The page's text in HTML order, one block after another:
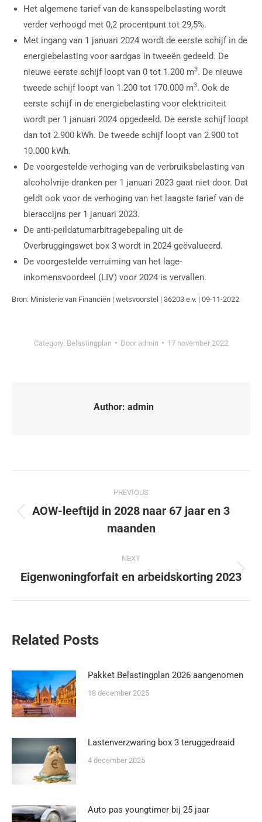
Het algemene tarief van de kansspelbelasting wordt
verder verhoogd met 0,2 procentpunt tot 29,5%.
Met ingang van 1 januari 2024 wordt de eerste schijf in de
energiebelasting voor aardgas in tweeën gedeeld. De
nieuwe eerste schijf loopt van 0 tot 1.200 m3. De nieuwe
tweede schijf loopt van 1.200 tot 170.000 m3. Ook de
eerste schijf in de energiebelasting voor elektriciteit
wordt per 1 januari 2024 opgedeeld. De eerste schijf loopt
dan tot 2.900 kWh. De tweede schijf loopt van 2.900 tot
10.000 kWh.
De voorgestelde verhoging van de verbruiksbelasting van
alcoholvrije dranken per 1 januari 2023 gaat niet door. Dat
geldt ook voor de verhoging van het laagste tarief van de
bieraccijns per 1 januari 2023.
De anti-peildatumarbitragebepaling uit de
Overbruggingswet box 3 wordt in 2024 geëvalueerd.
De voorgestelde verruiming van het lage-
inkomensvoordeel (LIV) voor 2024 is vervallen.
Bron: Ministerie van Financiën | wetsvoorstel | 36203 e.v. | 09-11-2022
Category: Belastingplan Door admin 17 november 2022
Author: admin
PREVIOUS
AOW-leeftijd in 2028 naar 67 jaar en 3
maanden
NEXT
Eigenwoningforfait en arbeidskorting 2023
Related Posts
Pakket Belastingplan 2026 aangenomen
18 december 2025
Lastenverzwaring box 3 teruggedraaid
4 december 2025
Auto pas youngtimer bij 25 jaar